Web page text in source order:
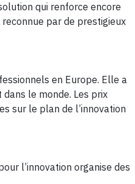
qui renforce encore
par de prestigieux
en Europe. Elle a
le monde. Les prix
sur le plan de l’innovation
l’innovation organise des